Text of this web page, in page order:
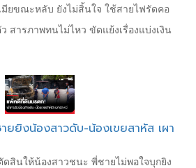
มียขณะหลับ ยังไม่สิ้นใจ ใช้สายไฟรัดคอ
สารภาพทนไม่ไหว ขัดแย้งเรื่องแบ่งเงิน
ยิงน้องสาวดับ-น้องเขยสาหัส เผา
สินให้น้องสาวชนะ พี่ชายไม่พอใจบุกยิง